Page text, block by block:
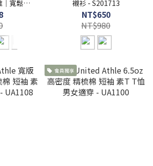
｜寬鬆有
T恤 -
襯衫 - S201713
NT$650
NT$980
會員獨享